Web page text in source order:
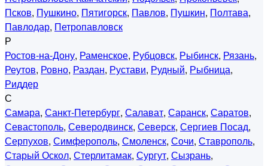
Псков, Пушкино, Пятигорск, Павлов, Пушкин, Полтава,
Павлодар, Петропавловск
Р
Ростов-на-Дону, Раменское, Рубцовск, Рыбинск, Рязань,
Реутов, Ровно, Раздан, Рустави, Рудный, Рыбница,
Риддер
С
Самара, Санкт-Петербург, Салават, Саранск, Саратов,
Севастополь, Северодвинск, Северск, Сергиев Посад,
Серпухов, Симферополь, Смоленск, Сочи, Ставрополь,
Старый Оскол, Стерлитамак, Сургут, Сызрань,